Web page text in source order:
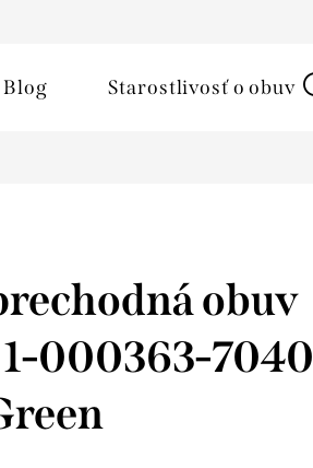
Blog Starostlivosť o obuv
obuv
000363-7040